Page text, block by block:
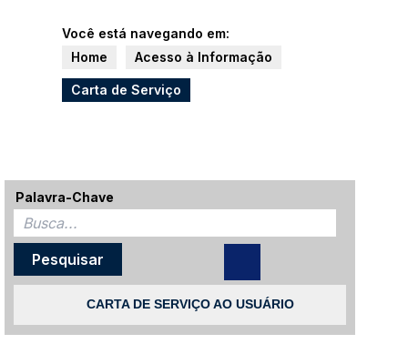
Você está navegando em:
Home
Acesso à Informação
Carta de Serviço
Palavra-Chave
CARTA DE SERVIÇO AO USUÁRIO